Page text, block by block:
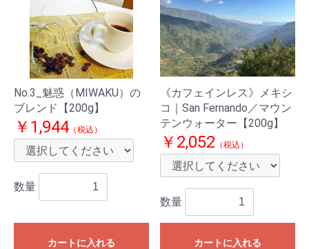
No.3_魅惑（MIWAKU）の
ブレンド【200g】
￥1,944 （税込）
数量
カートに入れる
《カフェインレス》メキシ
コ｜San Fernando／マウン
テンウォーター【200g】
￥2,052 （税込）
数量
カートに入れる